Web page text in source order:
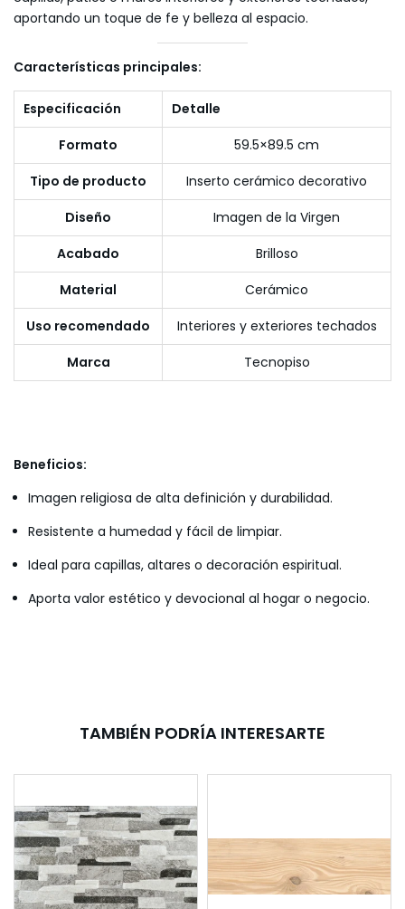
aportando un toque de fe y belleza al espacio.
Características principales:
Especificación
Detalle
Formato
59.5×89.5 cm
Tipo de producto
Inserto cerámico decorativo
Diseño
Imagen de la Virgen
Acabado
Brilloso
Material
Cerámico
Uso recomendado
Interiores y exteriores techados
Marca
Tecnopiso
Beneficios:
Imagen religiosa de alta definición y durabilidad.
Resistente a humedad y fácil de limpiar.
Ideal para capillas, altares o decoración espiritual.
Aporta valor estético y devocional al hogar o negocio.
TAMBIÉN PODRÍA INTERESARTE